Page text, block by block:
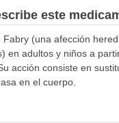
este
(una afección
adultos y niños a
acción consiste en
en el cuerpo.